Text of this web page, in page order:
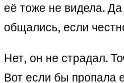
её тоже не видела.
общались, если
Нет, он не страдал.
Вот если бы пропала